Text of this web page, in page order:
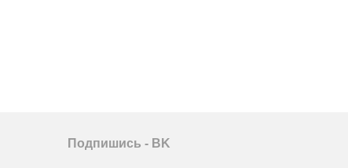
Подпишись - ВK